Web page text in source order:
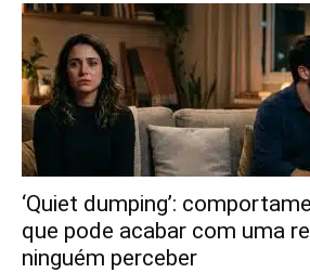
‘Quiet dumping’:
que pode acabar com uma
ninguém perceber